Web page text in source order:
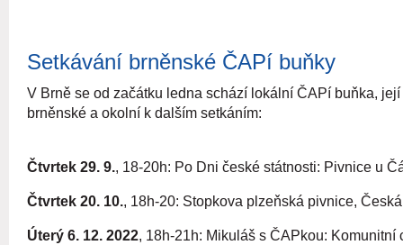
Setkávání brněnské ČAPí buňky
V Brně se od začátku ledna schází lokální ČAPí buňka,
brněnské a okolní k dalším setkáním:
Čtvrtek 29. 9., 18-20h: Po Dni české státnosti: Pivnice u
Čtvrtek 20. 10., 18h-20: Stopkova plzeňská pivnice,
Úterý 6. 12. 2022, 18h-21h: Mikuláš s ČAPkou: